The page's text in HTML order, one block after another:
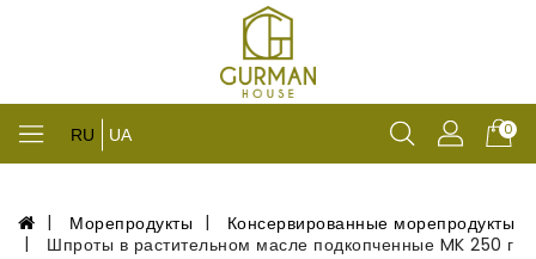
RU UA 0
Морепродукты
Консервированные морепродукты
Шпроты в растительном масле подкопченные MK 250 г